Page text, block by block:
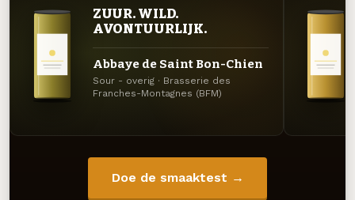
ZUUR. WILD.
AVONTUURLIJK.
Abbaye de Saint Bon-Chien
Sour - overig · Brasserie des
Franches-Montagnes (BFM)
Doe de smaaktest →